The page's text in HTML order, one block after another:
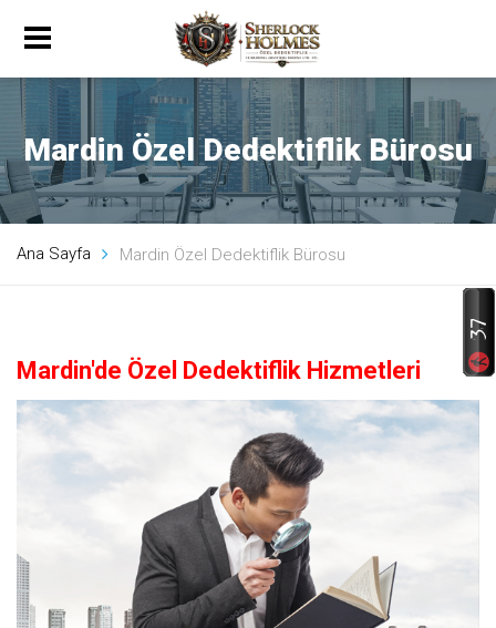
Mardin Özel Dedektiflik Bürosu
Ana Sayfa Mardin Özel Dedektiflik Bürosu
Mardin'de Özel Dedektiflik Hizmetleri